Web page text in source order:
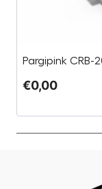
Pargipink CRB-
€0,00